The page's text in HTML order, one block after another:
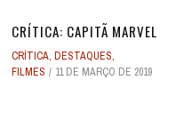
CRÍTICA: CAPITÃ MARVEL
CRÍTICA, DESTAQUES,
FILMES
11 DE MARÇO DE 2019